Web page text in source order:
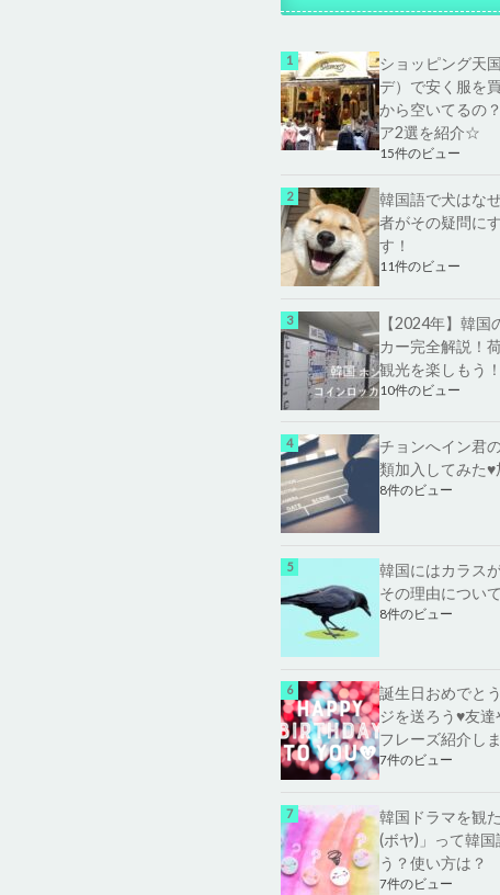
ショッピング天
デ）で安く服を
から空いてるの
ア2選を紹介☆
15件のビュー
韓国語で犬はな
者がその疑問に
す！
11件のビュー
【2024年】韓
カー完全解説！
観光を楽しもう！
10件のビュー
チョンへイン君
類加入してみた
8件のビュー
韓国にはカラス
その理由につい
8件のビュー
誕生日おめでと
ジを送ろう♥友
フレーズ紹介し
7件のビュー
韓国ドラマを観
(ボヤ)」って韓
う？使い方は？
7件のビュー